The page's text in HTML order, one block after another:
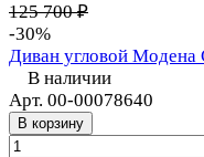
125 700 ₽
-30%
Диван угловой
В наличии
Арт. 00-00078640
В корзину